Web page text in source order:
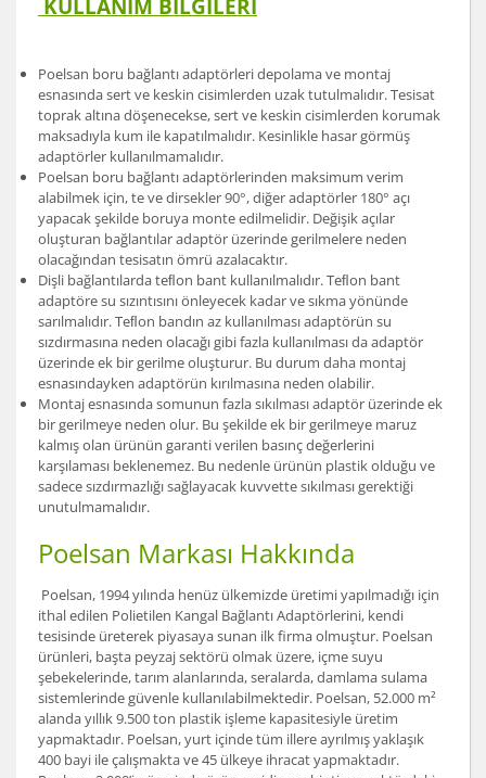
KULLANIM BİLGİLERİ
Poelsan boru bağlantı adaptörleri depolama ve montaj
esnasında sert ve keskin cisimlerden uzak tutulmalıdır. Tesisat
toprak altına döşenecekse, sert ve keskin cisimlerden korumak
maksadıyla kum ile kapatılmalıdır. Kesinlikle hasar görmüş
adaptörler kullanılmamalıdır.
Poelsan boru bağlantı adaptörlerinden maksimum verim
alabilmek için, te ve dirsekler 90°, diğer adaptörler 180° açı
yapacak şekilde boruya monte edilmelidir. Değişik açılar
oluşturan bağlantılar adaptör üzerinde gerilmelere neden
olacağından tesisatın ömrü azalacaktır.
Dişli bağlantılarda teﬂon bant kullanılmalıdır. Teﬂon bant
adaptöre su sızıntısını önleyecek kadar ve sıkma yönünde
sarılmalıdır. Teﬂon bandın az kullanılması adaptörün su
sızdırmasına neden olacağı gibi fazla kullanılması da adaptör
üzerinde ek bir gerilme oluşturur. Bu durum daha montaj
esnasındayken adaptörün kırılmasına neden olabilir.
Montaj esnasında somunun fazla sıkılması adaptör üzerinde ek
bir gerilmeye neden olur. Bu şekilde ek bir gerilmeye maruz
kalmış olan ürünün garanti verilen basınç değerlerini
karşılaması beklenemez. Bu nedenle ürünün plastik olduğu ve
sadece sızdırmazlığı sağlayacak kuvvette sıkılması gerektiği
unutulmamalıdır.
Poelsan Markası Hakkında
Poelsan, 1994 yılında henüz ülkemizde üretimi yapılmadığı için
ithal edilen Polietilen Kangal Bağlantı Adaptörlerini, kendi
tesisinde üreterek piyasaya sunan ilk firma olmuştur. Poelsan
ürünleri, başta peyzaj sektörü olmak üzere, içme suyu
şebekelerinde, tarım alanlarında, seralarda, damlama sulama
sistemlerinde güvenle kullanılabilmektedir. Poelsan, 52.000 m²
alanda yıllık 9.500 ton plastik işleme kapasitesiyle üretim
yapmaktadır. Poelsan, yurt içinde tüm illere ayrılmış yaklaşık
400 bayi ile çalışmakta ve 45 ülkeye ihracat yapmaktadır.